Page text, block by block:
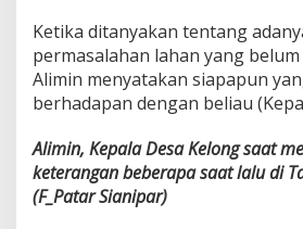
Ketika ditanyakan tentang
permasalahan lahan yang
Alimin menyatakan siapapun
berhadapan dengan beliau
Alimin, Kepala Desa Kelong saat
keterangan beberapa saat lalu di
(F_Patar Sianipar)